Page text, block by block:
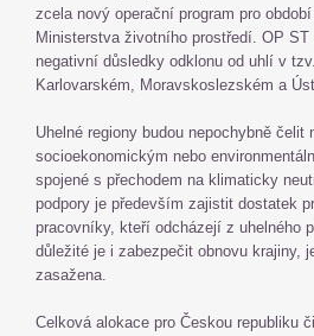
zcela nový operační program pro
Ministerstva životního prostředí. OP
negativní důsledky odklonu od uhlí v
Karlovarském, Moravskoslezském a
Uhelné regiony budou nepochybně čelit
socioekonomickým nebo
spojené s přechodem na klimaticky
podpory je především zajistit dostatek
pracovníky, kteří odcházejí z uhelného
důležité je i zabezpečit obnovu krajiny,
zasažena.
Celková alokace pro Českou republiku